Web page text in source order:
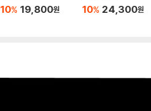
10% 19,800원 10% 24,300원